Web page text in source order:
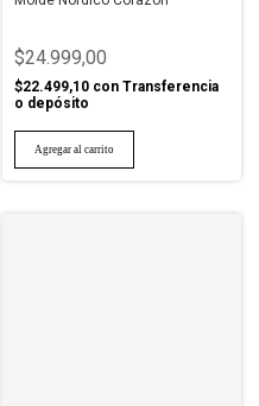
$24.999,00
$22.499,10 con Transferencia
o depósito